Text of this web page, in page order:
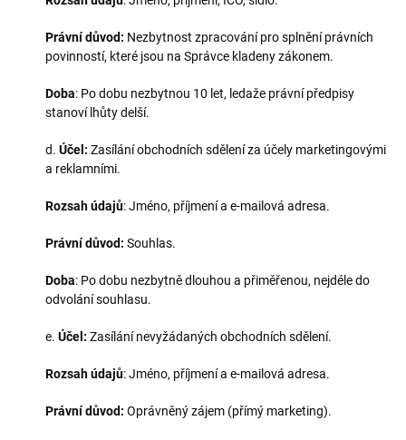
Právní důvod: Nezbytnost zpracování pro splnění právních
povinností, které jsou na Správce kladeny zákonem.
Doba: Po dobu nezbytnou 10 let, ledaže právní předpisy
stanoví lhůty delší.
d. Účel: Zasílání obchodních sdělení za účely marketingovými
a reklamními.
Rozsah údajů: Jméno, příjmení a e-mailová adresa.
Právní důvod: Souhlas.
Doba: Po dobu nezbytně dlouhou a přiměřenou, nejdéle do
odvolání souhlasu.
e. Účel: Zasílání nevyžádaných obchodních sdělení.
Rozsah údajů: Jméno, příjmení a e-mailová adresa.
Právní důvod: Oprávněný zájem (přímý marketing).